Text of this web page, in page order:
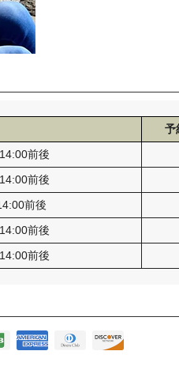
予
前後
前後
前後
前後
前後